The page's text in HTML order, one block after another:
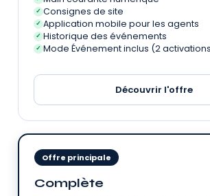
✓ Consignes de site
✓ Application mobile pour les agents
✓ Historique des événements
✓ Mode Événement inclus (2
Découvrir l'offre
Offre principale
Complète